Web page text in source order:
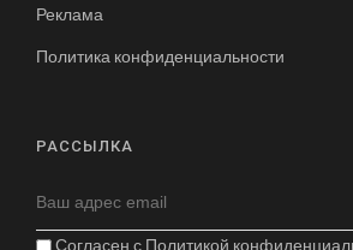
Реклама
Политика конфиденциальности
РАССЫЛКА
Согласен с Политикой